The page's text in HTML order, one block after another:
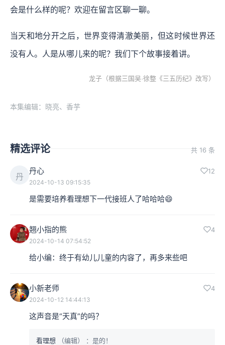
会是什么样的呢？欢迎在留言区聊一聊。
当天和地分开之后，世界变得清澈美丽，但这时候世界还
没有人。人是从哪儿来的呢？我们下个故事接着讲。
龙子（根据三国吴·徐整《三五历纪》改写）
本集编辑：晓亮、香芋
精选评论 共 16 条
丹
丹心 12
2024-10-13 09:15:35
是需要培养看理想下一代接班人了哈哈哈😄
翘小指的熊 4
2024-10-14 07:54:52
给小编：终于有幼儿儿童的内容了，再多来些吧
小新老师 4
2024-10-12 14:44:13
这声音是“天真”的吗？
看理想 （编辑）
：是的！